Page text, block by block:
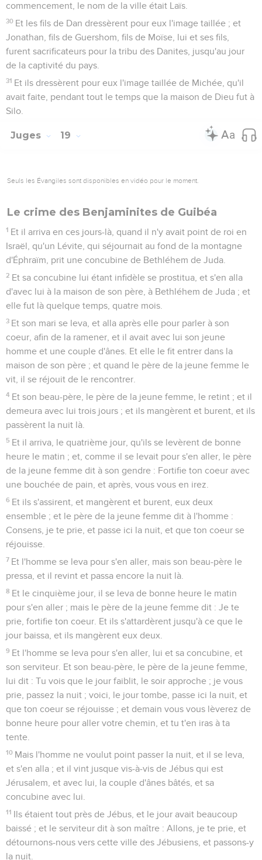
commencement, le nom de la ville était Laïs.
30 Et les fils de Dan dressèrent pour eux l'image taillée ; et
Jonathan, fils de Guershom, fils de Moïse, lui et ses fils,
furent sacrificateurs pour la tribu des Danites, jusqu'au jour
de la captivité du pays.
31 Et ils dressèrent pour eux l'image taillée de Michée, qu'il
avait faite, pendant tout le temps que la maison de Dieu fut à
Silo.
Juges 19
Seuls les Évangiles sont disponibles en vidéo pour le moment.
Le crime des Benjaminites de Guibéa
1 Et il arriva en ces jours-là, quand il n'y avait point de roi en
Israël, qu'un Lévite, qui séjournait au fond de la montagne
d'Éphraïm, prit une concubine de Bethléhem de Juda.
2 Et sa concubine lui étant infidèle se prostitua, et s'en alla
d'avec lui à la maison de son père, à Bethléhem de Juda ; et
elle fut là quelque temps, quatre mois.
3 Et son mari se leva, et alla après elle pour parler à son
coeur, afin de la ramener, et il avait avec lui son jeune
homme et une couple d'ânes. Et elle le fit entrer dans la
maison de son père ; et quand le père de la jeune femme le
vit, il se réjouit de le rencontrer.
4 Et son beau-père, le père de la jeune femme, le retint ; et il
demeura avec lui trois jours ; et ils mangèrent et burent, et ils
passèrent la nuit là.
5 Et il arriva, le quatrième jour, qu'ils se levèrent de bonne
heure le matin ; et, comme il se levait pour s'en aller, le père
de la jeune femme dit à son gendre : Fortifie ton coeur avec
une bouchée de pain, et après, vous vous en irez.
6 Et ils s'assirent, et mangèrent et burent, eux deux
ensemble ; et le père de la jeune femme dit à l'homme :
Consens, je te prie, et passe ici la nuit, et que ton coeur se
réjouisse.
7 Et l'homme se leva pour s'en aller, mais son beau-père le
pressa, et il revint et passa encore la nuit là.
8 Et le cinquième jour, il se leva de bonne heure le matin
pour s'en aller ; mais le père de la jeune femme dit : Je te
prie, fortifie ton coeur. Et ils s'attardèrent jusqu'à ce que le
jour baissa, et ils mangèrent eux deux.
9 Et l'homme se leva pour s'en aller, lui et sa concubine, et
son serviteur. Et son beau-père, le père de la jeune femme,
lui dit : Tu vois que le jour faiblit, le soir approche ; je vous
prie, passez la nuit ; voici, le jour tombe, passe ici la nuit, et
que ton coeur se réjouisse ; et demain vous vous lèverez de
bonne heure pour aller votre chemin, et tu t'en iras à ta
tente.
10 Mais l'homme ne voulut point passer la nuit, et il se leva,
et s'en alla ; et il vint jusque vis-à-vis de Jébus qui est
Jérusalem, et avec lui, la couple d'ânes bâtés, et sa
concubine avec lui.
11 Ils étaient tout près de Jébus, et le jour avait beaucoup
baissé ; et le serviteur dit à son maître : Allons, je te prie, et
détournons-nous vers cette ville des Jébusiens, et passons-y
la nuit.